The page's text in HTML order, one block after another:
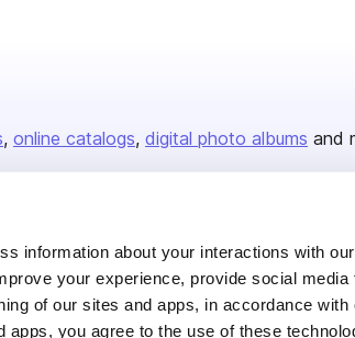
information about your interactions with
your experience, provide social media
of our sites and apps, in accordance with
apps, you agree to the use of these
online catalogs digital photo albums and
Company
About us
Careers